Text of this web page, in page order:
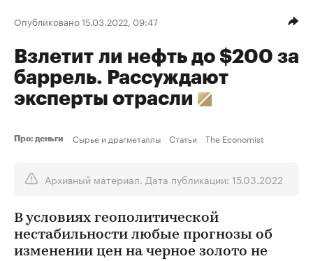
Опубликовано 15.03.2022, 09:47
Взлетит ли нефть до $200 за
баррель. Рассуждают
эксперты отрасли
Про: деньги Сырье и драгметаллы Статьи The Economist
Архивный материал. Дата публикации: 15.03.2022
В условиях геополитической
нестабильности любые прогнозы об
изменении цен на черное золото не